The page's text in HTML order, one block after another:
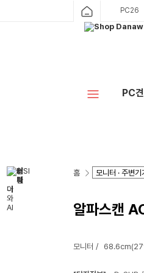
PC26
PC
홈
알파스캔
모니터 68.6cm(27